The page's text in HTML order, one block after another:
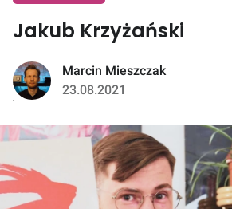
Jakub Krzyżański
Marcin Mieszczak
23.08.2021